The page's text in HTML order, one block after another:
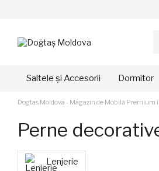
Saltele și Accesorii Dormitor
Dogtas Moldova - Magazin de Mobilă Premium
Perne
Lenjerie